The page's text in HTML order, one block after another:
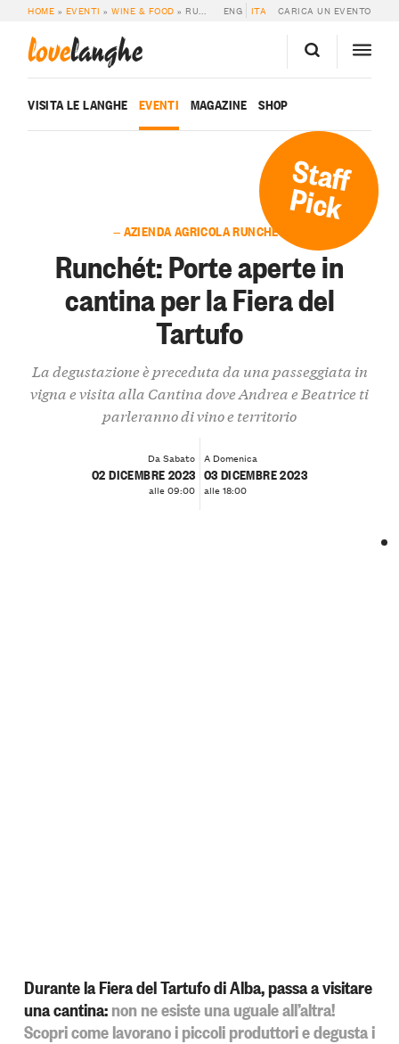
HOME » EVENTI »WINE & FOOD » RUNCHÉT: PORTE APERTE IN CANTINA PER LA FIERA DEL TARTUFO ENG ITA CARICA UN EVENTO
lovelanghe
VISITA LE LANGHE EVENTI MAGAZINE SHOP
Staff
Pick
— AZIENDA AGRICOLA RUNCHÉT
Runchét: Porte aperte in
cantina per la Fiera del
Tartufo
La degustazione è preceduta da una passeggiata in
vigna e visita alla Cantina dove Andrea e Beatrice ti
parleranno di vino e territorio
Da Sabato
02 DICEMBRE 2023
alle 09:00
A Domenica
03 DICEMBRE 2023
alle 18:00
Durante la Fiera del Tartufo di Alba, passa a visitare
una cantina:non ne esiste una uguale all’altra!
Scopri come lavorano i piccoli produttori e degusta i